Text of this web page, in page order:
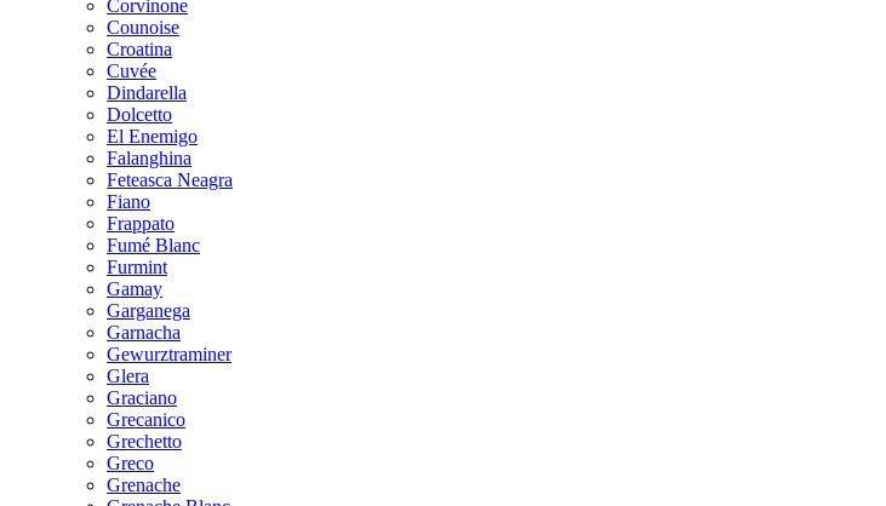
Corvinone
Counoise
Croatina
Cuvée
Dindarella
Dolcetto
El Enemigo
Falanghina
Feteasca Neagra
Fiano
Frappato
Fumé Blanc
Furmint
Gamay
Garganega
Garnacha
Gewurztraminer
Glera
Graciano
Grecanico
Grechetto
Greco
Grenache